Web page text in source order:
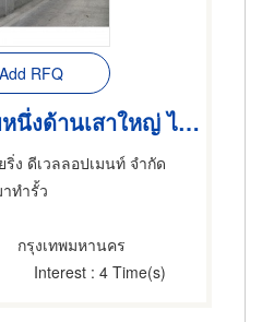
Add RFQ
รั้วแผ่นเสียบ เรียบหนึ่งด้านเสาใหญ่ ไม่มีทับหลัง
ง ดีเวลลอปเมนท์ จำกัด
ทำรั้ว
กรุงเทพมหานคร
Interest : 4 Time(s)